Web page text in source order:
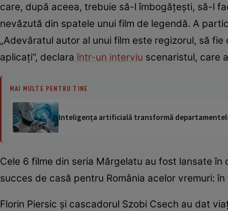
care, după aceea, trebuie să-l îmbogăţeşti, să-l
nevăzută din spatele unui film de legendă. A
„Adevăratul autor al unui film este regizorul, să
aplicaţi“, declara într-un interviu scenaristul, care
MAI MULTE PENTRU TINE
Inteligența artificială transformă
Cele 6 filme din seria Mărgelatu au fost lansate
succes de casă pentru România acelor vremuri:
Florin Piersic şi cascadorul Szobi Csech au dat